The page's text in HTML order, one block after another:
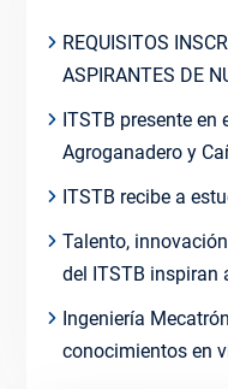
REQUISITOS
ASPIRANTES DE
ITSTB presente
Agroganadero y
ITSTB recibe a
Talento,
del ITSTB inspiran
Ingeniería
conocimientos en